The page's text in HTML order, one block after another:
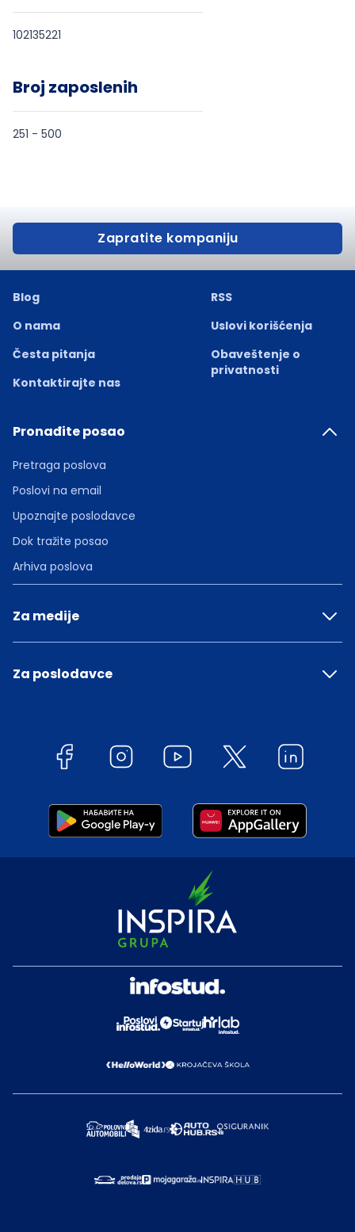
102135221
Broj zaposlenih
251 - 500
Zapratite kompaniju
Blog
O nama
Česta pitanja
Kontaktirajte nas
RSS
Uslovi korišćenja
Obaveštenje o
privatnosti
Pronađite posao
Pretraga poslova
Poslovi na email
Upoznajte poslodavce
Dok tražite posao
Arhiva poslova
Za medije
Za poslodavce